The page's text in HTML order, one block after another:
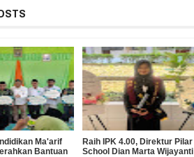
Ma'arif
Bantuan
Raih IPK 4.00, Direktur Pilar
School Dian Marta Wijayanti